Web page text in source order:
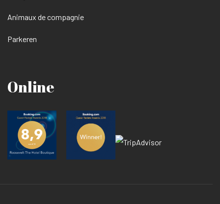
Animaux de compagnie
Parkeren
Online